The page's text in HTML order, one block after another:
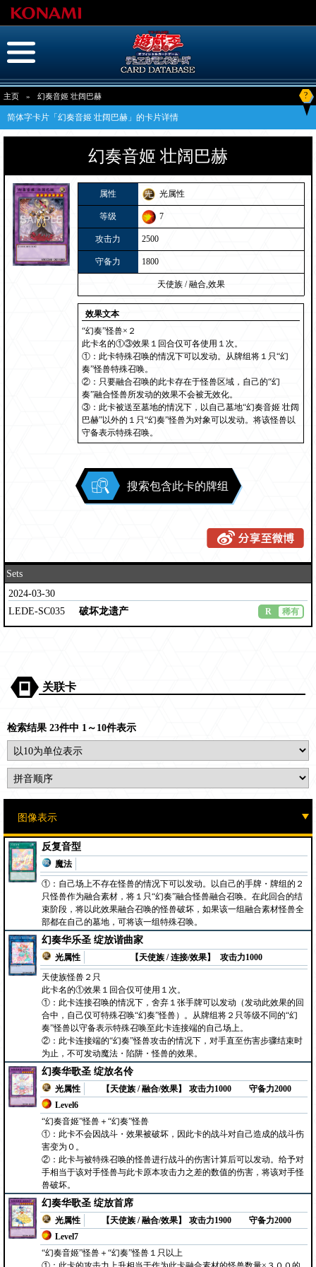
主页 » 幻奏音姬 壮阔巴赫 ?
简体字卡片「幻奏音姬 壮阔巴赫」的卡片详情
幻奏音姬 壮阔巴赫
属性 光属性
等级 7
攻击力 2500
守备力 1800
天使族 / 融合,效果
效果文本
“幻奏”怪兽×２
此卡名的①③效果１回合仅可各使用１次。
①：此卡特殊召唤的情况下可以发动。从牌组将１只“幻
奏”怪兽特殊召唤。
②：只要融合召唤的此卡存在于怪兽区域，自己的“幻
奏”融合怪兽所发动的效果不会被无效化。
③：此卡被送至墓地的情况下，以自己墓地“幻奏音姬 壮阔
巴赫”以外的１只“幻奏”怪兽为对象可以发动。将该怪兽以
守备表示特殊召唤。
搜索包含此卡的牌组
Sets
2024-03-30
LEDE-SC035
破坏龙遗产 R 稀有
关联卡
检索结果 23件中 1～10件表示
反复音型
魔法
①：自己场上不存在怪兽的情况下可以发动。以自己的手牌・牌组的２
只怪兽作为融合素材，将１只“幻奏”融合怪兽融合召唤。在此回合的结
束阶段，将以此效果融合召唤的怪兽破坏，如果该一组融合素材怪兽全
部都在自己的墓地，可将该一组特殊召唤。
幻奏华乐圣 绽放谐曲家
光属性 【天使族 / 连接/效果】
攻击力1000
天使族怪兽２只
此卡名的①效果１回合仅可使用１次。
①：此卡连接召唤的情况下，舍弃１张手牌可以发动（发动此效果的回
合中，自己仅可特殊召唤“幻奏”怪兽）。从牌组将２只等级不同的“幻
奏”怪兽以守备表示特殊召唤至此卡连接端的自己场上。
②：此卡连接端的“幻奏”怪兽攻击的情况下，对手直至伤害步骤结束时
为止，不可发动魔法・陷阱・怪兽的效果。
幻奏华歌圣 绽放名伶
光属性
【天使族 / 融合/效果】
Level6
攻击力1000 守备力2000
“幻奏音姬”怪兽＋“幻奏”怪兽
①：此卡不会因战斗・效果被破坏，因此卡的战斗对自己造成的战斗伤
害变为０。
②：此卡与被特殊召唤的怪兽进行战斗的伤害计算后可以发动。给予对
手相当于该对手怪兽与此卡原本攻击力之差的数值的伤害，将该对手怪
兽破坏。
幻奏华歌圣 绽放首席
光属性
【天使族 / 融合/效果】
Level7
攻击力1900 守备力2000
“幻奏音姬”怪兽＋“幻奏”怪兽１只以上